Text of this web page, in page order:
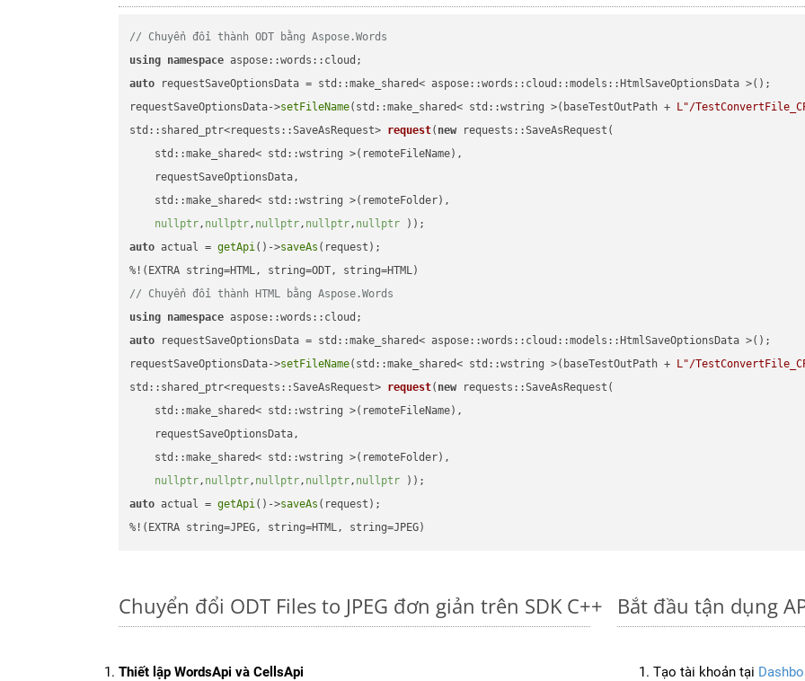
// Chuyển đổi thành ODT bằng Aspose.Words
using namespace
auto requestSaveOptionsData = std::make_shared< aspose::words::cloud::models::HtmlSaveOptionsData >();
requestSaveOptionsData->setFileName(std::make_shared< std::wstring >(baseTestOutPath + L"/
std::shared_ptr<requests::SaveAsRequest> request( new requests::SaveAsRequest(
    std::make_shared< std::wstring >(remoteFileName),
    requestSaveOptionsData,
    std::make_shared< std::wstring >(remoteFolder),
nullptr, nullptr, nullptr, nullptr, nullptr ))
auto actual = getApi()->saveAs (request);
// Chuyển đổi thành HTML bằng Aspose.Words
using namespace
auto requestSaveOptionsData = std::make_shared< aspose::words::cloud::models::HtmlSaveOptionsData >();
requestSaveOptionsData->setFileName(std::make_shared< std::wstring >(baseTestOutPath + L"/
std::shared_ptr<requests::SaveAsRequest> request( new requests::SaveAsRequest(
    std::make_shared< std::wstring >(remoteFileName),
    requestSaveOptionsData,
    std::make_shared< std::wstring >(remoteFolder),
nullptr, nullptr, nullptr, nullptr, nullptr ))
auto actual = getApi()->saveAs (request);
%!(EXTRA string=JPEG, string=HTML, string=JPEG)
Chuyển đổi ODT Files to JPEG đơn giản trên SDK C++
Thiết lập WordsApi và CellsApi
Bắt đầu tận dụng
Tạo tài khoản tại